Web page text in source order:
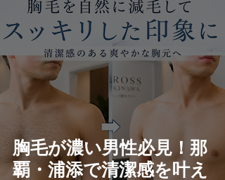
胸毛が濃い男性必見！那
覇・浦添で清潔感を叶え